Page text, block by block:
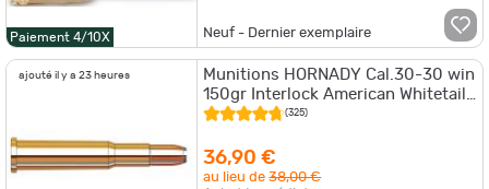
Paiement 4/10X Neuf - Dernier exemplaire
ajouté il y a 23 heures
Munitions HORNADY Cal.30-30 win
150gr Interlock American Whitetail
par 20
(325)
36,90 €
au lieu de38,00 €